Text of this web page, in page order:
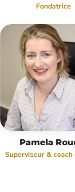
Fondatrice
Pamela
Superviseur &